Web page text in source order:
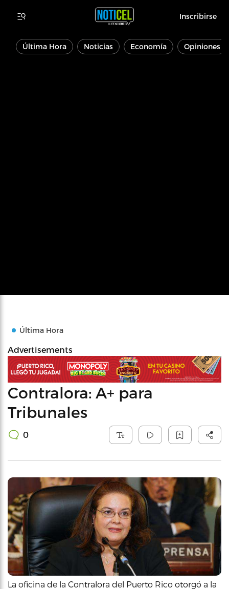
Inscribirse
Última Hora Noticias Economía Opiniones
Última Hora
Advertisements
Contralora: A+ para
Tribunales
0
La oficina de la Contralora del Puerto Rico otorgó a la